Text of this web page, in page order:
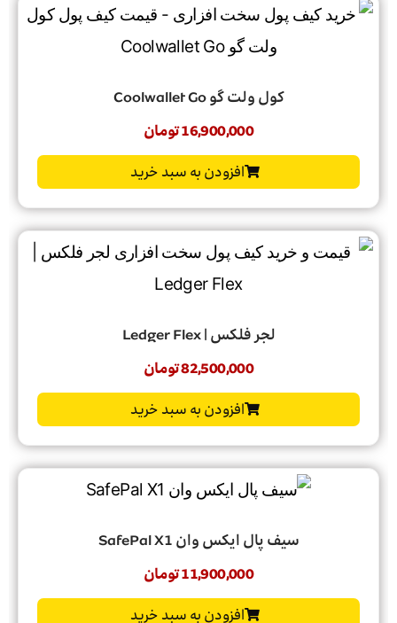
کول ولت گو Coolwallet Go
16,900,000تومان
افزودن به سبد خرید
لجر فلکس | Ledger Flex
82,500,000تومان
افزودن به سبد خرید
سیف پال ایکس وان SafePal X1
11,900,000تومان
افزودن به سبد خرید